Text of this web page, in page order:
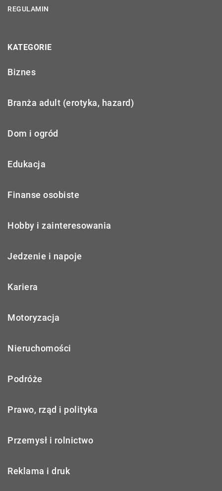
REGULAMIN
KATEGORIE
Biznes
Branża adult (erotyka, hazard)
Dom i ogród
Edukacja
Finanse osobiste
Hobby i zainteresowania
Jedzenie i napoje
Kariera
Motoryzacja
Nieruchomości
Podróże
Prawo, rząd i polityka
Przemysł i rolnictwo
Reklama i druk